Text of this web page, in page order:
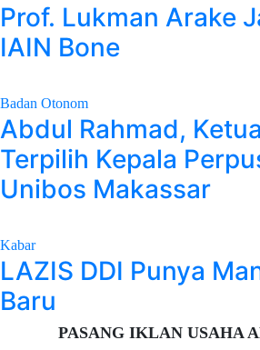
Prof. Lukman Arake
IAIN Bone
Badan Otonom
Abdul Rahmad,
Terpilih Kepala
Unibos Makassar
Kabar
LAZIS DDI Punya
Baru
PASANG IKLAN USAHA